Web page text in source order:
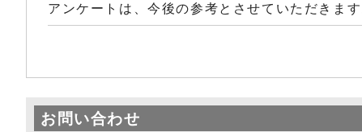
アンケートは、今後の参考とさせていただきます
お問い合わせ